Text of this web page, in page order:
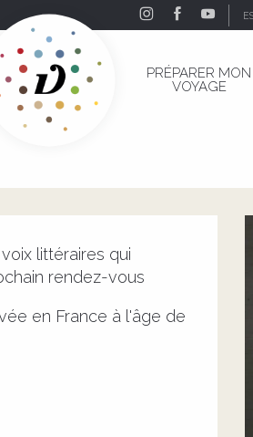
PRÉPARER MON
VOYAGE
littéraires qui
rendez-vous
en France à l'âge de